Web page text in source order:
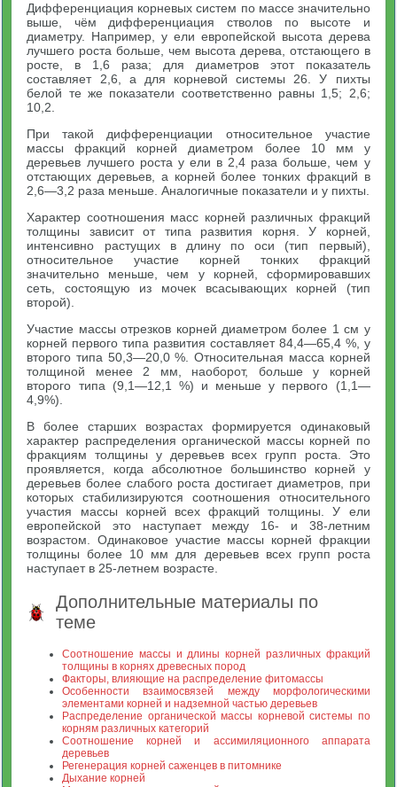
Дифференциация корневых систем по массе значительно
выше, чём дифференциация стволов по высоте и
диаметру. Например, у ели европейской высота дерева
лучшего роста больше, чем высота дерева, отстающего в
росте, в 1,6 раза; для диаметров этот показатель
составляет 2,6, а для корневой системы 26. У пихты
белой те же показатели соответственно равны 1,5; 2,6;
10,2.
При такой дифференциации относительное участие
массы фракций корней диаметром более 10 мм у
деревьев лучшего роста у ели в 2,4 раза больше, чем у
отстающих деревьев, а корней более тонких фракций в
2,6—3,2 раза меньше. Аналогичные показатели и у пихты.
Характер соотношения масс корней различных фракций
толщины зависит от типа развития корня. У корней,
интенсивно растущих в длину по оси (тип первый),
относительное участие корней тонких фракций
значительно меньше, чем у корней, сформировавших
сеть, состоящую из мочек всасывающих корней (тип
второй).
Участие массы отрезков корней диаметром более 1 см у
корней первого типа развития составляет 84,4—65,4 %, у
второго типа 50,3—20,0 %. Относительная масса корней
толщиной менее 2 мм, наоборот, больше у корней
второго типа (9,1—12,1 %) и меньше у первого (1,1—
4,9%).
В более старших возрастах формируется одинаковый
характер распределения органической массы корней по
фракциям толщины у деревьев всех групп роста. Это
проявляется, когда абсолютное большинство корней у
деревьев более слабого роста достигает диаметров, при
которых стабилизируются соотношения относительного
участия массы корней всех фракций толщины. У ели
европейской это наступает между 16- и 38-летним
возрастом. Одинаковое участие массы корней фракции
толщины более 10 мм для деревьев всех групп роста
наступает в 25-летнем возрасте.
Дополнительные материалы по
теме
Соотношение массы и длины корней различных фракций
толщины в корнях древесных пород
Факторы, влияющие на распределение фитомассы
Особенности взаимосвязей между морфологическими
элементами корней и надземной частью деревьев
Распределение органической массы корневой системы по
корням различных категорий
Соотношение корней и ассимиляционного аппарата
деревьев
Регенерация корней саженцев в питомнике
Дыхание корней